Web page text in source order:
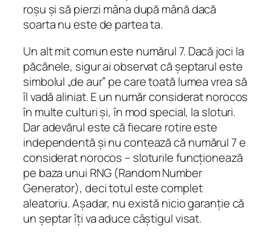
roșu și să pierzi mâna după mână dacă
soarta nu este de partea ta.
Un alt mit comun este numărul 7. Dacă joci la
păcănele, sigur ai observat că șeptarul este
simbolul „de aur” pe care toată lumea vrea să
îl vadă aliniat. E un număr considerat norocos
în multe culturi și, în mod special, la sloturi.
Dar adevărul este că fiecare rotire este
independentă și nu contează că numărul 7 e
considerat norocos – sloturile funcționează
pe baza unui RNG (Random Number
Generator), deci totul este complet
aleatoriu. Așadar, nu există nicio garanție că
un șeptar îți va aduce câștigul visat.